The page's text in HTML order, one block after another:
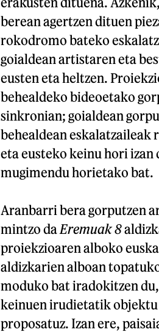
berean agertzen dituen
rokodromo bateko
goialdean artistaren eta
eusten eta heltzen.
behealdeko bideoetako
sinkronian; goialdean
behealdean
eta eusteko keinu hori izan
mugimendu horietako bat.
Aranbarri bera gorputzen
mintzo da Eremuak 8
proiekzioaren alboko
aldizkarien alboan
moduko bat iradokitzen
keinuen irudietatik
proposatuz. Izan ere,